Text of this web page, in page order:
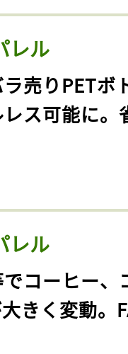
レル
ラ売りPETボ
ス可能に。
レル
でコーヒー、
きく変動。